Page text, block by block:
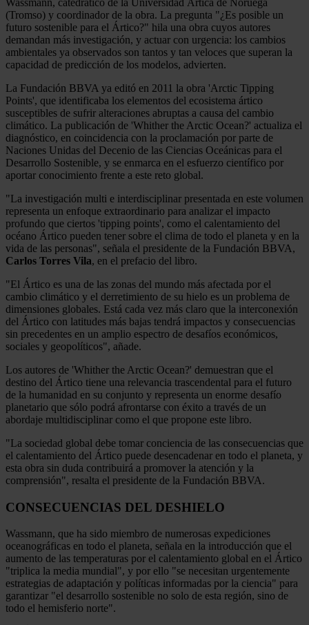
(Tromso) y coordinador de la obra. La pregunta "¿Es posible un
futuro sostenible para el Ártico?" hila una obra cuyos autores
demandan más investigación, y actuar con urgencia: los cambios
ambientales ya observados son tantos y tan veloces que superan la
capacidad de predicción de los modelos, advierten.
La Fundación BBVA ya editó en 2011 la obra 'Arctic Tipping
Points', que identificaba los elementos del ecosistema ártico
susceptibles de sufrir alteraciones abruptas a causa del cambio
climático. La publicación de 'Whither the Arctic Ocean?' actualiza el
diagnóstico, en coincidencia con la proclamación por parte de
Naciones Unidas del Decenio de las Ciencias Oceánicas para el
Desarrollo Sostenible, y se enmarca en el esfuerzo científico por
aportar conocimiento frente a este reto global.
"La investigación multi e interdisciplinar presentada en este volumen
representa un enfoque extraordinario para analizar el impacto
profundo que ciertos 'tipping points', como el calentamiento del
océano Ártico pueden tener sobre el clima de todo el planeta y en la
vida de las personas", señala el presidente de la Fundación BBVA,
Carlos Torres Vila, en el prefacio del libro.
"El Ártico es una de las zonas del mundo más afectada por el
cambio climático y el derretimiento de su hielo es un problema de
dimensiones globales. Está cada vez más claro que la interconexión
del Ártico con latitudes más bajas tendrá impactos y consecuencias
sin precedentes en un amplio espectro de desafíos económicos,
sociales y geopolíticos", añade.
Los autores de 'Whither the Arctic Ocean?' demuestran que el
destino del Ártico tiene una relevancia trascendental para el futuro
de la humanidad en su conjunto y representa un enorme desafío
planetario que sólo podrá afrontarse con éxito a través de un
abordaje multidisciplinar como el que propone este libro.
"La sociedad global debe tomar conciencia de las consecuencias que
el calentamiento del Ártico puede desencadenar en todo el planeta, y
esta obra sin duda contribuirá a promover la atención y la
comprensión", resalta el presidente de la Fundación BBVA.
CONSECUENCIAS DEL DESHIELO
Wassmann, que ha sido miembro de numerosas expediciones
oceanográficas en todo el planeta, señala en la introducción que el
aumento de las temperaturas por el calentamiento global en el Ártico
"triplica la media mundial", y por ello "se necesitan urgentemente
estrategias de adaptación y políticas informadas por la ciencia" para
garantizar "el desarrollo sostenible no solo de esta región, sino de
todo el hemisferio norte".